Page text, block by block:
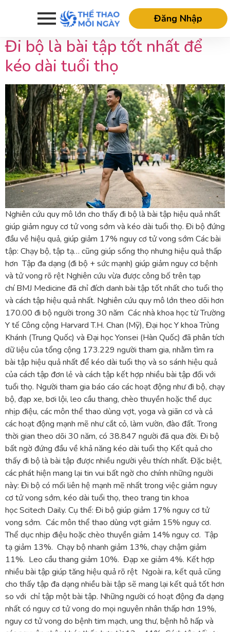
Đăng Nhập
Tag:đi bộ
Đi bộ là bài tập tốt nhất để
kéo dài tuổi thọ
Nghiên cứu quy mô lớn cho thấy đi bộ là bài tập hiệu quả nhất
giúp giảm nguy cơ tử vong sớm và kéo dài tuổi thọ. Đi bộ đứng
đầu về hiệu quả, giúp giảm 17% nguy cơ tử vong sớm Các bài
tập: Chạy bộ, tập tạ… cũng giúp sống thọ nhưng hiệu quả thấp
hơn Tập đa dạng (đi bộ + sức mạnh) giúp giảm nguy cơ bệnh
và tử vong rõ rệt Nghiên cứu vừa được công bố trên tạp
chí BMJ Medicine đã chỉ đích danh bài tập tốt nhất cho tuổi thọ
và cách tập hiệu quả nhất. Nghiên cứu quy mô lớn theo dõi hơn
170.00 đi bộ người trong 30 năm Các nhà khoa học từ Trường
Y tế Công cộng Harvard T.H. Chan (Mỹ), Đại học Y khoa Trùng
Khánh (Trung Quốc) và Đại học Yonsei (Hàn Quốc) đã phân tích
dữ liệu của tổng cộng 173.229 người tham gia, nhằm tìm ra
bài tập hiệu quả nhất để kéo dài tuổi thọ và so sánh hiệu quả
của cách tập đơn lẻ và cách tập kết hợp nhiều bài tập đối với
tuổi thọ. Người tham gia báo cáo các hoạt động như đi bộ, chạy
bộ, đạp xe, bơi lội, leo cầu thang, chèo thuyền hoặc thể dục
nhịp điệu, các môn thể thao dùng vợt, yoga và giãn cơ và cả
các hoạt động mạnh mẽ như cắt cỏ, làm vườn, đào đất. Trong
thời gian theo dõi 30 năm, có 38.847 người đã qua đời. Đi bộ
bất ngờ đứng đầu về khả năng kéo dài tuổi thọ Kết quả cho
thấy đi bộ là bài tập được nhiều người yêu thích nhất. Đặc biệt,
các phát hiện mang lại tin vui bất ngờ cho chính những người
này: Đi bộ có mối liên hệ mạnh mẽ nhất trong việc giảm nguy
cơ tử vong sớm, kéo dài tuổi thọ, theo trang tin khoa
học Scitech Daily. Cụ thể: Đi bộ giúp giảm 17% nguy cơ tử
vong sớm. Các môn thể thao dùng vợt giảm 15% nguy cơ.
Thể dục nhịp điệu hoặc chèo thuyền giảm 14% nguy cơ. Tập
tạ giảm 13%. Chạy bộ nhanh giảm 13%, chạy chậm giảm
11%. Leo cầu thang giảm 10%. Đạp xe giảm 4%. Kết hợp
nhiều bài tập giúp tăng hiệu quả rõ rệt Ngoài ra, kết quả cũng
cho thấy tập đa dạng nhiều bài tập sẽ mang lại kết quả tốt hơn
so với chỉ tập một bài tập. Những người có hoạt động đa dạng
nhất có nguy cơ tử vong do mọi nguyên nhân thấp hơn 19%,
nguy cơ tử vong do bệnh tim mạch, ung thư, bệnh hô hấp và